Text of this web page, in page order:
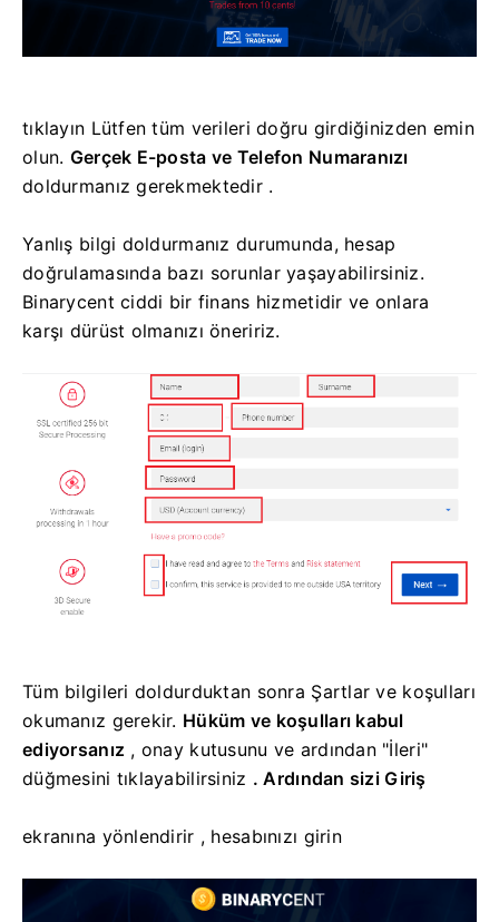
tıklayın Lütfen tüm verileri doğru girdiğinizden emin
olun. Gerçek E-posta ve Telefon Numaranızı
doldurmanız gerekmektedir .
Yanlış bilgi doldurmanız durumunda, hesap
doğrulamasında bazı sorunlar yaşayabilirsiniz.
Binarycent ciddi bir finans hizmetidir ve onlara
karşı dürüst olmanızı öneririz.
Tüm bilgileri doldurduktan sonra Şartlar ve koşulları
okumanız gerekir. Hüküm ve koşulları kabul
ediyorsanız , onay kutusunu ve ardından "İleri"
düğmesini tıklayabilirsiniz .Ardından sizi Giriş
ekranına yönlendirir , hesabınızı girin